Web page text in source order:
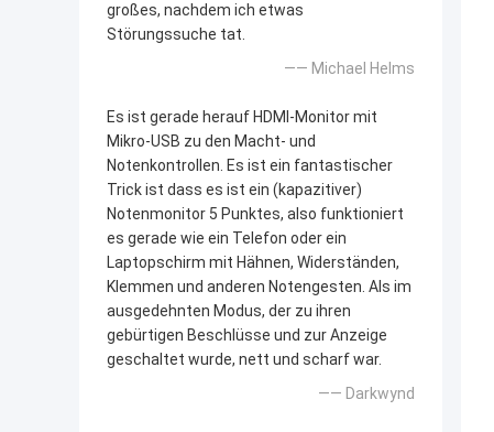
großes, nachdem ich etwas
Störungssuche tat.
—— Michael Helms
Es ist gerade herauf HDMI-Monitor mit
Mikro-USB zu den Macht- und
Notenkontrollen. Es ist ein fantastischer
Trick ist dass es ist ein (kapazitiver)
Notenmonitor 5 Punktes, also funktioniert
es gerade wie ein Telefon oder ein
Laptopschirm mit Hähnen, Widerständen,
Klemmen und anderen Notengesten. Als im
ausgedehnten Modus, der zu ihren
gebürtigen Beschlüsse und zur Anzeige
geschaltet wurde, nett und scharf war.
—— Darkwynd